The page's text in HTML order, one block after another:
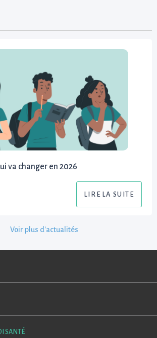
va changer en 2026
LIRE LA SUITE
Voir plus d'actualités
SANTÉ